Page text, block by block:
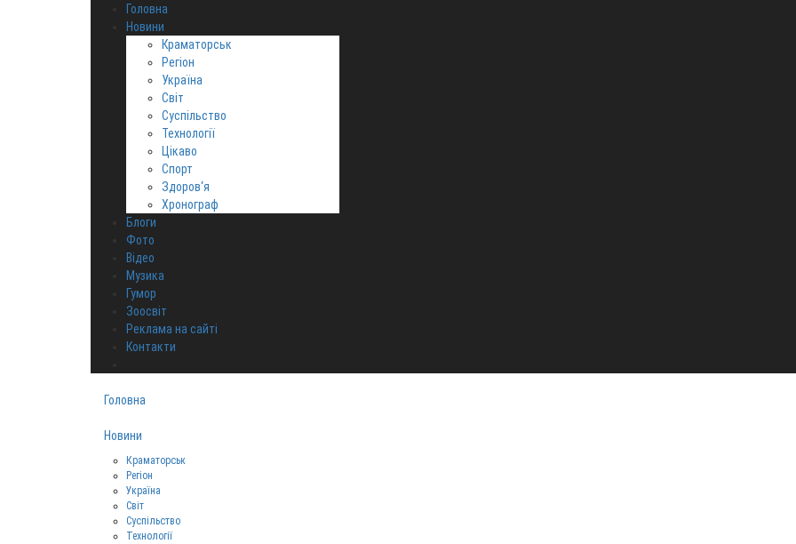
Головна
Новини
Краматорськ
Регіон
Україна
Світ
Суспільство
Технології
Цікаво
Спорт
Здоров‘я
Хронограф
Блоги
Фото
Відео
Музика
Гумор
Зоосвіт
Реклама на сайті
Контакти
Головна
Новини
Краматорськ
Регіон
Україна
Світ
Суспільство
Технології